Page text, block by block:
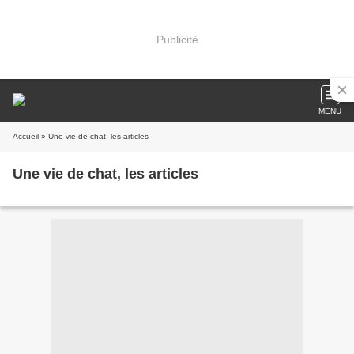
Publicité
MENU
Accueil » Une vie de chat, les articles
Une vie de chat, les articles